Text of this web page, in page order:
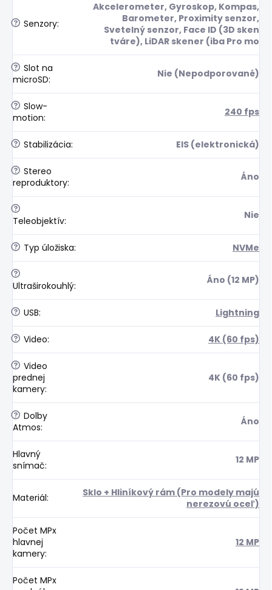
? Senzory:
Akcelerometer, Gyroskop, Kompas,
Barometer, Proximity senzor,
Svetelný senzor, Face ID (3D sken
tváre), LiDAR skener (iba Pro mo
? Slot na
microSD: Nie (Nepodporované)
? Slow-
motion: 240 fps
? Stabilizácia: EIS (elektronická)
? Stereo
reproduktory: Áno
?
Teleobjektív: Nie
? Typ úložiska: NVMe
?
Ultraširokouhlý: Áno (12 MP)
? USB: Lightning
? Video: 4K (60 fps)
? Video
prednej
kamery:
4K (60 fps)
? Dolby
Atmos: Áno
Hlavný
snímač: 12 MP
Materiál:
Sklo + Hliníkový rám (Pro modely majú
nerezovú oceľ)
Počet MPx
hlavnej
kamery:
12 MP
Počet MPx